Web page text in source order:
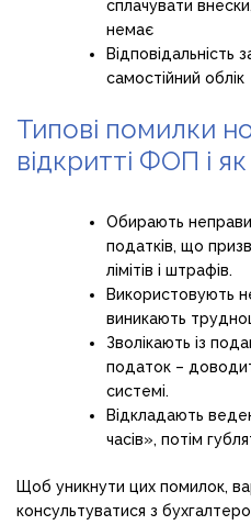
сплачувати
немає
Відповідальність
самостійний облік
Типові помилки
відкритті ФОП і
Обирають
податків, що
лімітів і штрафів.
Використовують
виникають
Зволікають із
податок –
системі.
Відкладають
часів», потім
Щоб уникнути цих помилок,
консультуватися з